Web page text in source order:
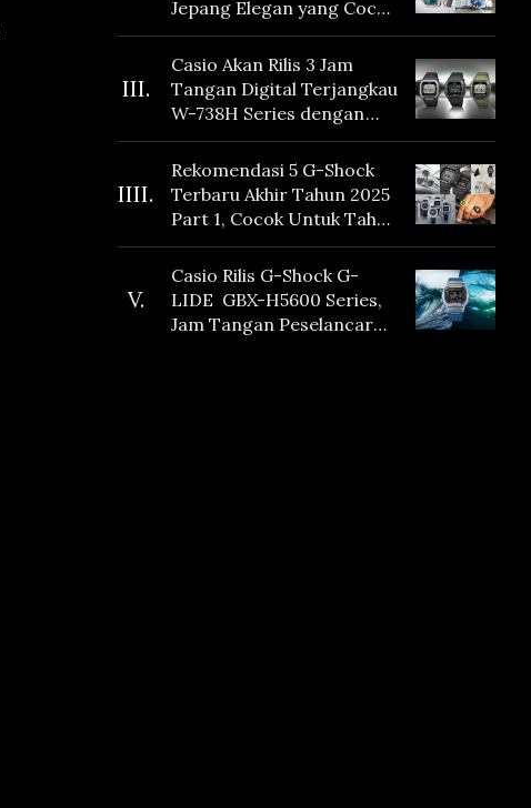
Jepang Elegan yang Cocok
Dikoleksi di 2026
III.
Casio Akan Rilis 3 Jam
Tangan Digital Terjangkau
W-738H Series dengan
Masa Baterai 10 Tahun
dan Fitur Vibration
IIII.
Rekomendasi 5 G-Shock
Terbaru Akhir Tahun 2025
Part 1, Cocok Untuk Tahun
Baru!
V.
Casio Rilis G-Shock G-
LIDE GBX-H5600 Series,
Jam Tangan Peselancar